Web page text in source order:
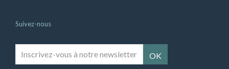
Suivez-nous
vous